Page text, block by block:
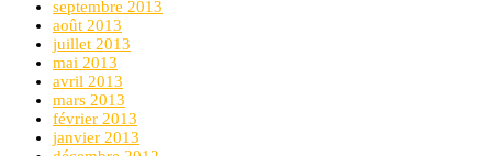
septembre 2013
août 2013
juillet 2013
mai 2013
avril 2013
mars 2013
février 2013
janvier 2013